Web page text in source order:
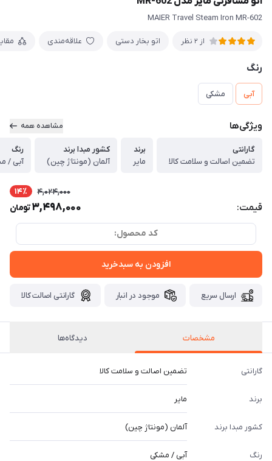
MAIER Travel Steam Iron MR-602
از 2 نظر اتو بخار دستی علاقه‌مندی
رنگ
آبی مشکی
ویژگی‌ها مشاهده همه
گارانتی
تضمین اصالت و سلامت کالا
برند
مایر
کشور مبدا برند
آلمان (مونتاژ چین)
رنگ
آبی /
قیمت:
4,024,000 14٪
3,498,000تومان
کد محصول:
افزودن به سبدخرید
ارسال سریع موجود در انبار گارانتی اصالت کالا
مشخصات دیدگاه‌ها
گارانتی تضمین اصالت و سلامت کالا
برند مایر
کشور مبدا برند آلمان (مونتاژ چین)
رنگ آبی / مشکی